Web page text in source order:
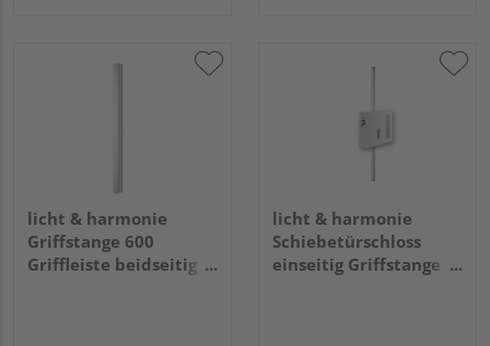
licht & harmonie
Griffstange 600
Griffleiste beidseitig
licht & harmonie
Schiebetürschloss
einseitig Griffstange